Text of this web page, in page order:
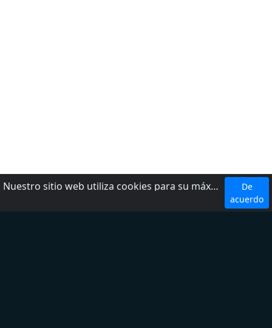
Nuestro sitio web utiliza cookies para su máxima comodidad. Al utilizar el sitio web, usted acepta el uso de cookies.
De
acuerdo